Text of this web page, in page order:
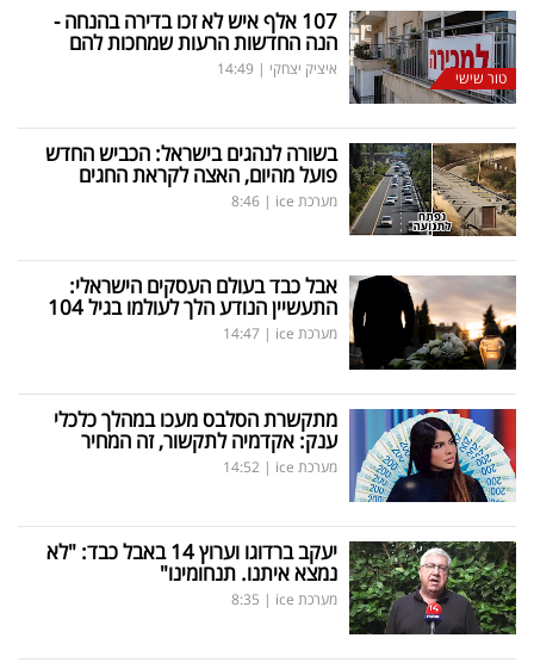
פרסמו
באייס
עקבו
אחרינו:
טור שישי
107 אלף איש לא זכו בדירה בהנחה -
הנה החדשות הרעות שמחכות להם
איציק יצחקי |
14:49
בשורה לנהגים בישראל: הכביש החדש
פועל מהיום, האצה לקראת החגים
מערכת ice |
8:46
אבל כבד בעולם העסקים הישראלי:
התעשיין הנודע הלך לעולמו בגיל 104
מערכת ice |
14:47
מתקשרת הסלבס מעכו במהלך כלכלי
ענק: אקדמיה לתקשור, זה המחיר
מערכת ice |
14:52
יעקב ברדוגו וערוץ 14 באבל כבד: "לא
נמצא איתנו. תנחומינו"
מערכת ice |
8:35